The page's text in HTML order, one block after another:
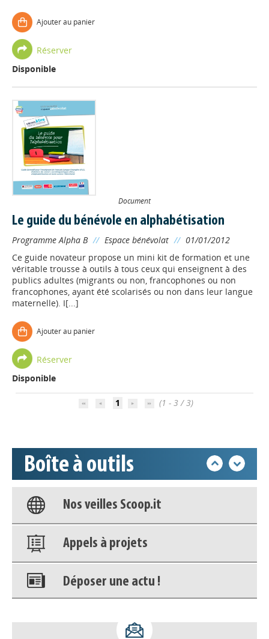
Ajouter au panier
Réserver
Disponible
Document
Le guide du bénévole en alphabétisation
Programme Alpha B // Espace bénévolat // 01/01/2012
Ce guide novateur propose un mini kit de formation et une
véritable trousse à outils à tous ceux qui enseignent à des
publics adultes (migrants ou non, francophones ou non
francophones, ayant été scolarisés ou non dans leur langue
maternelle). I[...]
Ajouter au panier
Réserver
Disponible
1 (1 - 3 / 3)
Boîte à outils
Base documentaire
Nos veilles Scoop.it
Appels à projets
Déposer une actu !
déconnecter)